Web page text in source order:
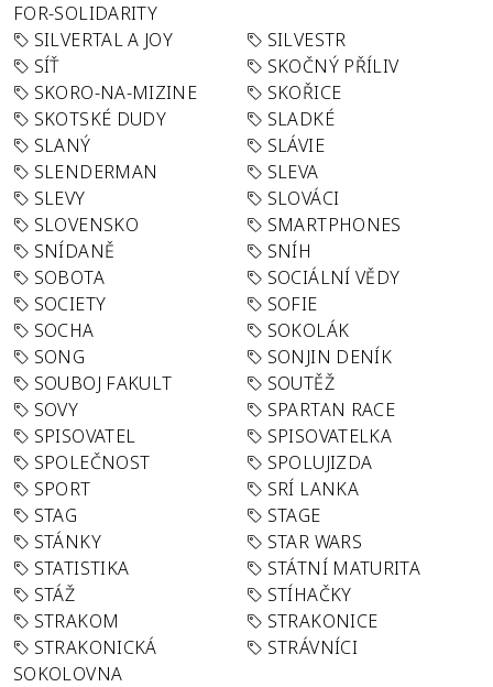
FOR-SOLIDARITY
SILVERTAL A JOY
SILVESTR
SÍŤ
SKOČNÝ PŘÍLIV
SKORO-NA-MIZINE
SKOŘICE
SKOTSKÉ DUDY
SLADKÉ
SLANÝ
SLÁVIE
SLENDERMAN
SLEVA
SLEVY
SLOVÁCI
SLOVENSKO
SMARTPHONES
SNÍDANĚ
SNÍH
SOBOTA
SOCIÁLNÍ VĚDY
SOCIETY
SOFIE
SOCHA
SOKOLÁK
SONG
SONJIN DENÍK
SOUBOJ FAKULT
SOUTĚŽ
SOVY
SPARTAN RACE
SPISOVATEL
SPISOVATELKA
SPOLEČNOST
SPOLUJIZDA
SPORT
SRÍ LANKA
STAG
STAGE
STÁNKY
STAR WARS
STATISTIKA
STÁTNÍ MATURITA
STÁŽ
STÍHAČKY
STRAKOM
STRAKONICE
STRAKONICKÁ
SOKOLOVNA
STRÁVNÍCI